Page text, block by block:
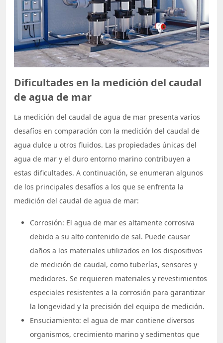
Dificultades en la medición del caudal
de agua de mar
La medición del caudal de agua de mar presenta varios
desafíos en comparación con la medición del caudal de
agua dulce u otros fluidos. Las propiedades únicas del
agua de mar y el duro entorno marino contribuyen a
estas dificultades. A continuación, se enumeran algunos
de los principales desafíos a los que se enfrenta la
medición del caudal de agua de mar:
Corrosión: El agua de mar es altamente corrosiva
debido a su alto contenido de sal. Puede causar
daños a los materiales utilizados en los dispositivos
de medición de caudal, como tuberías, sensores y
medidores. Se requieren materiales y revestimientos
especiales resistentes a la corrosión para garantizar
la longevidad y la precisión del equipo de medición.
Ensuciamiento: el agua de mar contiene diversos
organismos, crecimiento marino y sedimentos que